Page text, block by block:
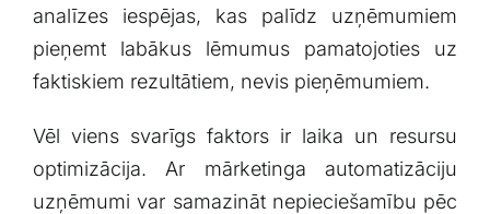
analīzes iespējas, kas palīdz uzņēmumiem
pieņemt⁤ labākus lēmumus pamatojoties uz
faktiskiem ⁢rezultātiem,‌ nevis pieņēmumiem.
Vēl viens ⁢svarīgs faktors ir‌ laika un resursu
optimizācija.‌ Ar ​mārketinga automatizāciju⁤
uzņēmumi var ‍samazināt nepieciešamību pēc